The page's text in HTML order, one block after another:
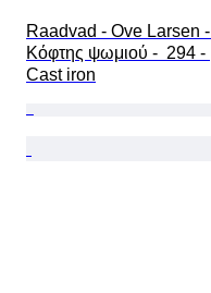
Raadvad - Ove Larsen -
Κόφτης ψωμιού -  294 -
Cast iron